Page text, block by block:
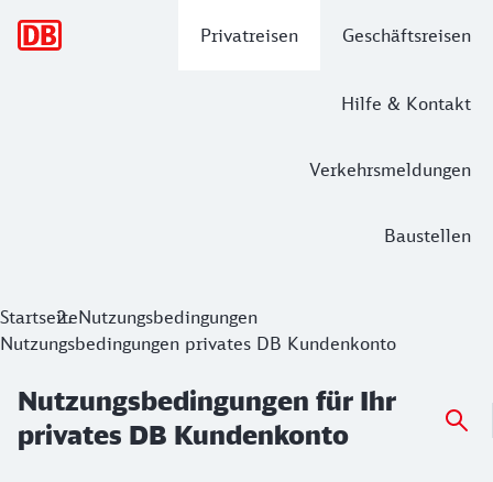
Privatreisen Geschäftsreisen
Hilfe & Kontakt
Verkehrsmeldungen
Baustellen
Nutzungsbedingungen für Ihr
StartseiteNutzungsbedingungen
Nutzungsbedingungen privates DB Kundenkonto
Nutzungsbedingungen für Ihr
privates DB Kundenkonto